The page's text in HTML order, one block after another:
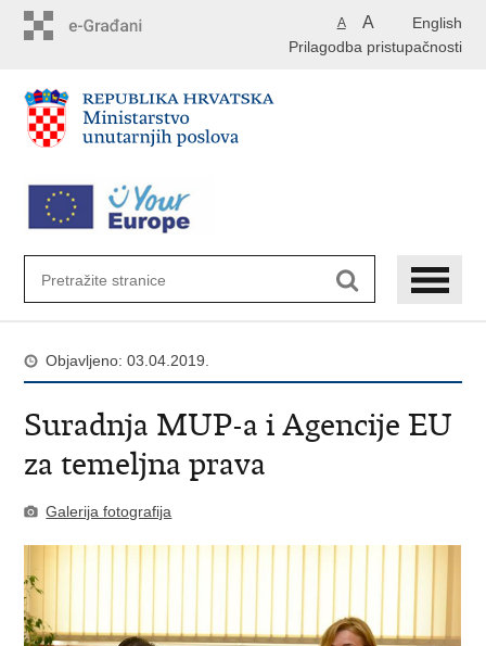
English
A A
Prilagodba pristupačnosti
Objavljeno: 03.04.2019.
Suradnja MUP-a i Agencije EU
za temeljna prava
Galerija fotografija